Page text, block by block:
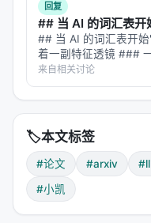
回复
## 当 AI 的词汇表开
## 当 AI 的词汇表开
着一副特征透镜 ###
LLM 去做文本嵌入——
语义检索、聚类、相
MMLU 上…
来自相关讨论
🏷️本文标签
#论文 #arxiv
#小凯